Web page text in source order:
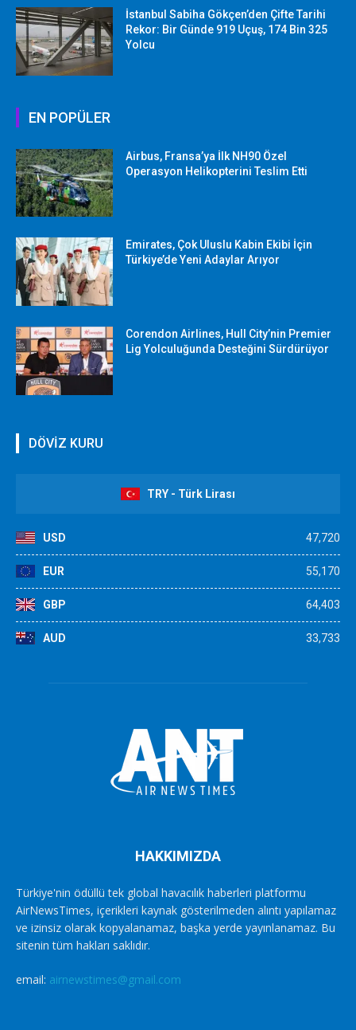
İstanbul Sabiha Gökçen’den Çifte Tarihi
Rekor: Bir Günde 919 Uçuş, 174 Bin 325
Yolcu
EN POPÜLER
Airbus, Fransa’ya İlk NH90 Özel
Operasyon Helikopterini Teslim Etti
Emirates, Çok Uluslu Kabin Ekibi İçin
Türkiye’de Yeni Adaylar Arıyor
Corendon Airlines, Hull City’nin Premier
Lig Yolculuğunda Desteğini Sürdürüyor
DÖVİZ KURU
TRY - Türk Lirası
USD 47,720
EUR 55,170
GBP 64,403
AUD 33,733
HAKKIMIZDA
Türkiye'nin ödüllü tek global havacılık haberleri platformu
AirNewsTimes, içerikleri kaynak gösterilmeden alıntı yapılamaz
ve izinsiz olarak kopyalanamaz, başka yerde yayınlanamaz. Bu
sitenin tüm hakları saklıdır.
email: airnewstimes@gmail.com